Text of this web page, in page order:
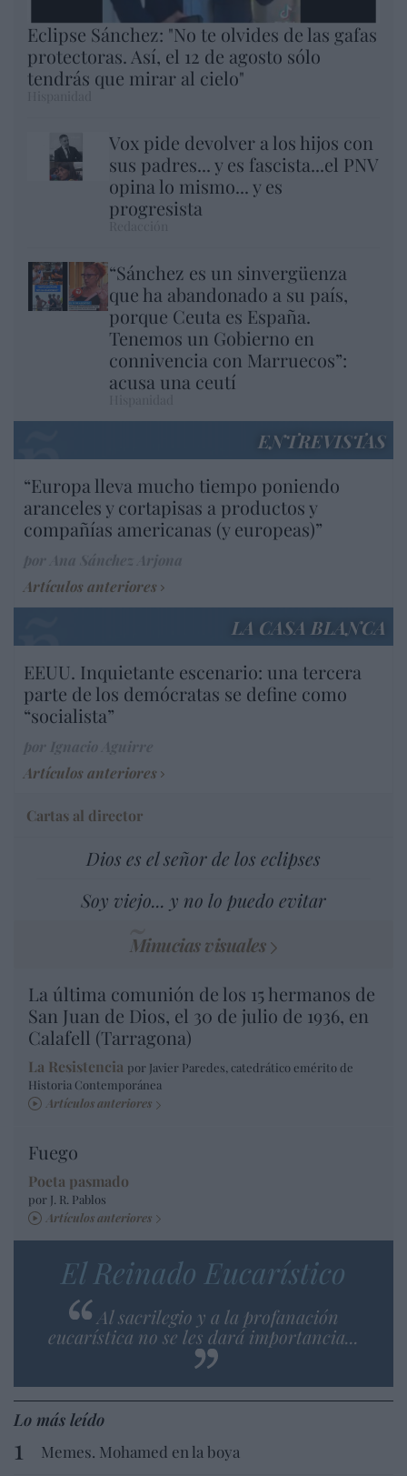
Eclipse Sánchez: "No te olvides de las gafas
protectoras. Así, el 12 de agosto sólo
tendrás que mirar al cielo"
Vox pide devolver a los hijos con
sus padres... y es fascista...el PNV
opina lo mismo... y es
progresista
“Sánchez es un sinvergüenza
que ha abandonado a su país,
porque Ceuta es España.
Tenemos un Gobierno en
connivencia con Marruecos”:
acusa una ceutí
ENTREVISTAS
“Europa lleva mucho tiempo poniendo
aranceles y cortapisas a productos y
compañías americanas (y europeas)”
Artículos anteriores
LA CASA BLANCA
EEUU. Inquietante escenario: una tercera
parte de los demócratas se define como
“socialista”
Artículos anteriores
Cartas al director
Dios es el señor de los eclipses
Soy viejo... y no lo puedo evitar
Minucias visuales
La última comunión de los 15 hermanos de
San Juan de Dios, el 30 de julio de 1936, en
Calafell (Tarragona)
La Resistencia por Javier Paredes, catedrático emérito de
Historia Contemporánea
Artículos anteriores
Fuego
Poeta pasmado
por J. R. Pablos
Artículos anteriores
El Reinado Eucarístico
Al sacrilegio y a la profanación
eucarística no se les dará importancia...
Lo más leído
Memes. Mohamed en la boya